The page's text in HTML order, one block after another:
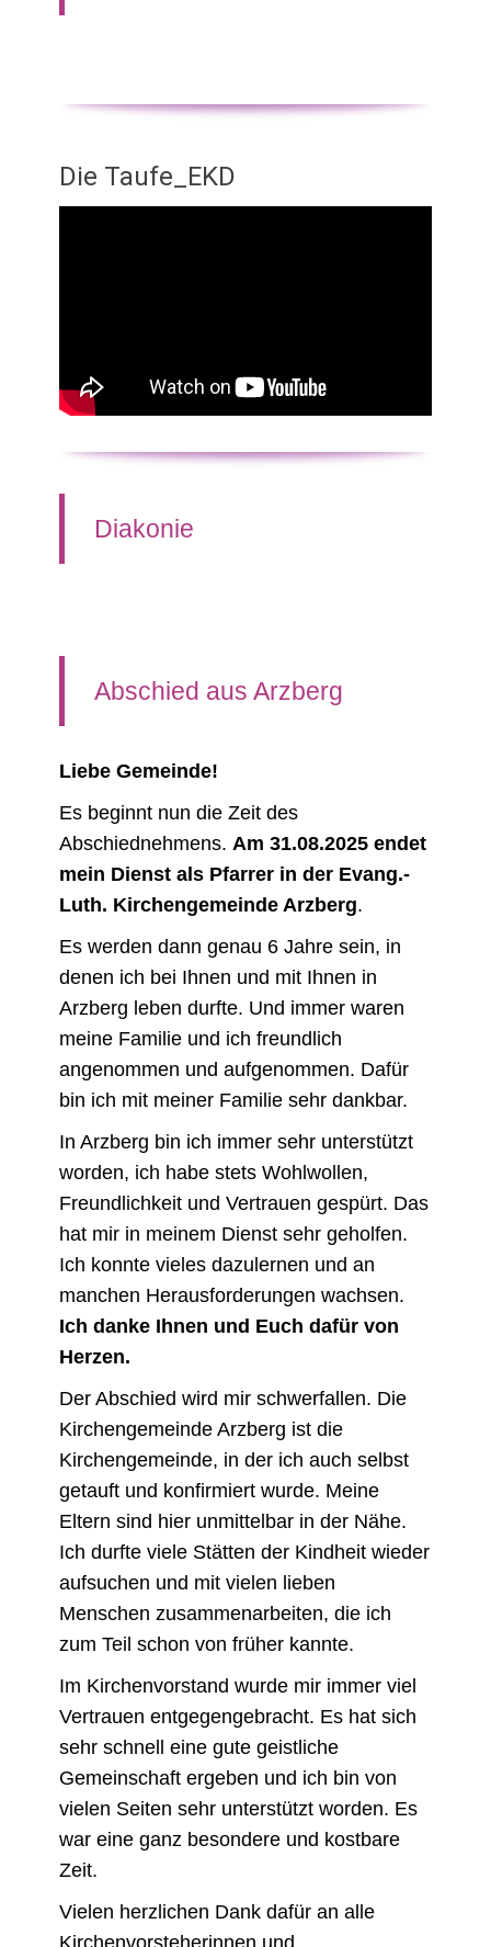
Die Taufe_EKD
Diakonie
Abschied aus Arzberg
Liebe Gemeinde!
Es beginnt nun die Zeit des
Abschiednehmens.Am 31.08.2025 endet
mein Dienst als Pfarrer in der Evang.-
Luth. Kirchengemeinde Arzberg.
Es werden dann genau 6 Jahre sein, in
denen ich bei Ihnen und mit Ihnen in
Arzberg leben durfte. Und immer waren
meine Familie und ich freundlich
angenommen und aufgenommen. Dafür
bin ich mit meiner Familie sehr dankbar.
In Arzberg bin ich immer sehr unterstützt
worden, ich habe stets Wohlwollen,
Freundlichkeit und Vertrauen gespürt. Das
hat mir in meinem Dienst sehr geholfen.
Ich konnte vieles dazulernen und an
manchen Herausforderungen wachsen.
Ich danke Ihnen und Euch dafür von
Herzen.
Der Abschied wird mir schwerfallen. Die
Kirchengemeinde Arzberg ist die
Kirchengemeinde, in der ich auch selbst
getauft und konfirmiert wurde. Meine
Eltern sind hier unmittelbar in der Nähe.
Ich durfte viele Stätten der Kindheit wieder
aufsuchen und mit vielen lieben
Menschen zusammenarbeiten, die ich
zum Teil schon von früher kannte.
Im Kirchenvorstand wurde mir immer viel
Vertrauen entgegengebracht. Es hat sich
sehr schnell eine gute geistliche
Gemeinschaft ergeben und ich bin von
vielen Seiten sehr unterstützt worden. Es
war eine ganz besondere und kostbare
Zeit.
Vielen herzlichen Dank dafür an alle